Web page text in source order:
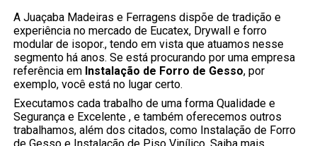
A Juaçaba Madeiras e Ferragens dispõe de tradição e
experiência no mercado de Eucatex, Drywall e forro
modular de isopor., tendo em vista que atuamos nesse
segmento há anos. Se está procurando por uma empresa
referência em Instalação de Forro de Gesso, por
exemplo, você está no lugar certo.
Executamos cada trabalho de uma forma Qualidade e
Segurança e Excelente , e também oferecemos outros
trabalhamos, além dos citados, como Instalação de Forro